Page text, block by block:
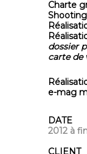
Charte
dossier
carte de
e-mag
DATE
2012 à
CLIENT